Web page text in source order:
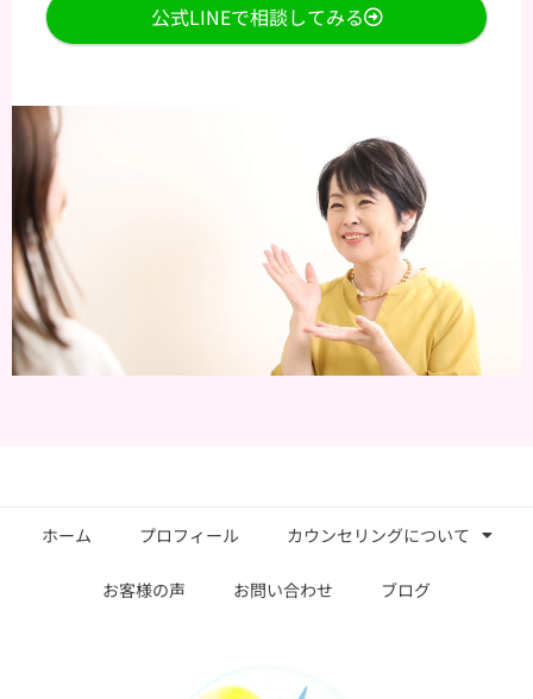
公式LINEで相談してみる
ホーム プロフィール カウンセリングについて
お客様の声 お問い合わせ ブログ